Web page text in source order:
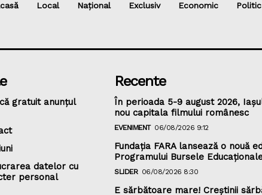
Local Național Exclusiv Economic Politic
gratuit anunțul
datelor cu
personal
Recente
În perioada 5-9 august 2026,
nou capitala filmului românesc
EVENIMENT 06/08/2026 9:12
Fundația FARA lansează o nouă
Programului Bursele
SLIDER 06/08/2026 8:30
E sărbătoare mare! Creștinii